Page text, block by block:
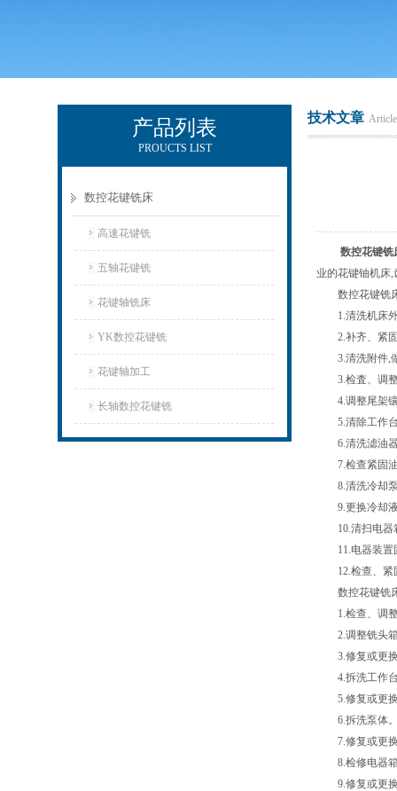
产品列表
PROUCTS LIST
数控花键铣床
高速花键铣
五轴花键铣
花键轴铣床
YK数控花键铣
花键轴加工
长轴数控花键铣
技术文章 Article
数控花键铣
业的花键铀机床,
数控花键铣床
1.清洗机床外
2.补齐、紧固
3.清洗附件,做
3.检査、调整
4.调整尾架镶
5.清除工作台
6.清洗滤油器
7.检查紧固油
8.清洗冷却泵,
9.更换冷却
10.清扫电器
11.电器装置
12.检查、紧
数控花键铣床
1.检查、调整
2.调整铣头箱
3.修复或更换
4.拆洗工作台
5.修复或更换
6.拆洗泵体
7.修复或更换
8.检修电器箱,
9.修复或更换